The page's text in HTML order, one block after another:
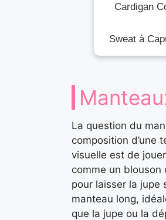
Cardigan
Sweat à
La question du
composition d’une
visuelle est de
comme un blouson
pour laisser la jupe
manteau long,
que la jupe ou la